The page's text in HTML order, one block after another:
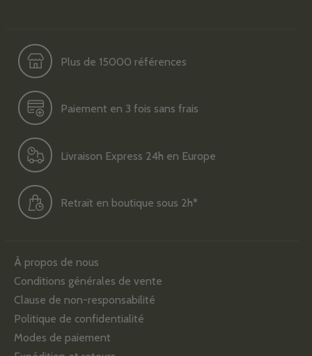
Plus de 15000 références
Paiement en 3 fois sans frais
Livraison Express 24h en Europe
Retrait en boutique sous 2h*
À propos de nous
Conditions générales de vente
Clause de non-responsabilité
Politique de confidentialité
Modes de paiement